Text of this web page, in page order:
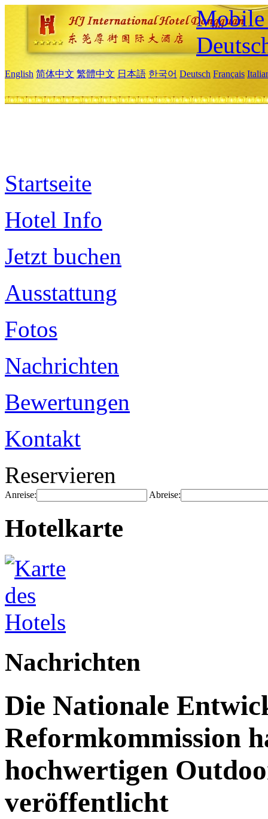
Mobile
English 简体中文 繁體中文 日本語 한국어 Deutsch Français
Startseite
Hotel Info
Jetzt buchen
Ausstattung
Fotos
Nachrichten
Bewertungen
Kontakt
Reservieren
Anreise: Abreise:
Hotelkarte
Nachrichten
Die Nationale
Reformkommission
hochwertigen
veröffentlicht